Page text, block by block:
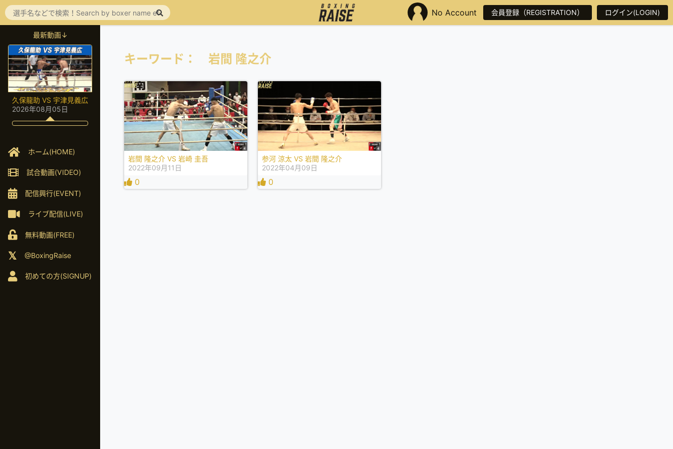
No Account 会員登録（REGISTRATION） ログイン(LOGIN)
最新動画↓
久保龍助 VS 宇津見義広
2026年08月05日
ホーム(HOME)
試合動画(VIDEO)
配信興行(EVENT)
ライブ配信(LIVE)
無料動画(FREE)
@BoxingRaise
初めての方(SIGNUP)
キーワード： 岩間 隆之介
岩間 隆之介 VS 岩崎 圭吾
2022年09月11日
0
参河 涼太 VS 岩間 隆之介
2022年04月09日
0